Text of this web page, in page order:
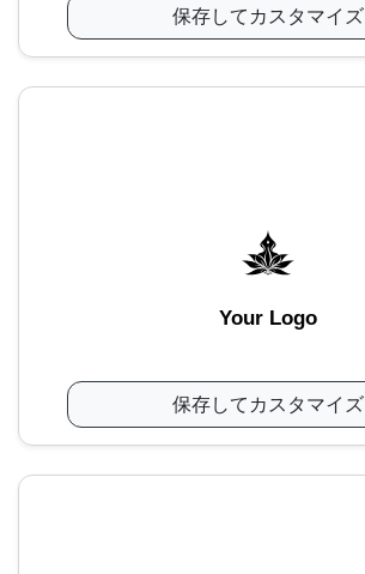
保存してカスタマイズ
Your Logo
保存してカスタマイズ